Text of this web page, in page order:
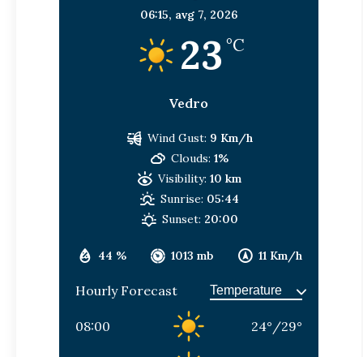
06:15, avg 7, 2026
23 °C
Vedro
44 % 1013 mb 11 Km/h
Wind Gust: 9 Km/h
Clouds: 1%
Visibility: 10 km
Sunrise: 05:44
Sunset: 20:00
Hourly Forecast
08:00 24° /29°